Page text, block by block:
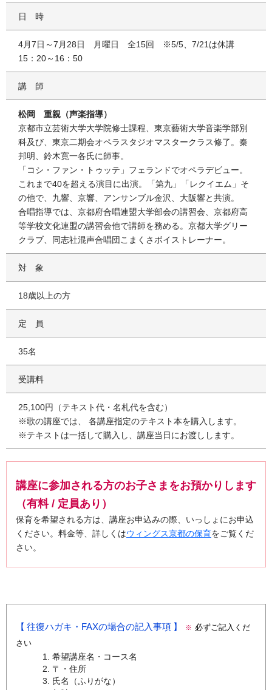
日時
4月7日～7月28日 月曜日 全15回 ※5/5、7/21は休講
15：20～16：50
講師
松岡 重親（声楽指導）
京都市立芸術大学大学院修士課程、東京藝術大学音楽学部別
科及び、東京二期会オペラスタジオマスタークラス修了。秦
邦明、鈴木寛一各氏に師事。
「コシ・ファン・トゥッテ」フェランドでオペラデビュー。
これまで40を超える演目に出演。「第九」「レクイエム」そ
の他で、九響、京響、アンサンブル金沢、大阪響と共演。
合唱指導では、京都府合唱連盟大学部会の講習会、京都府高
等学校文化連盟の講習会他で講師を務める。京都大学グリー
クラブ、同志社混声合唱団こまくさボイストレーナー。
対象
18歳以上の方
定員
35名
受講料
25,100円（テキスト代・名札代を含む）
※歌の講座では、 各講座指定のテキスト本を購入します。
※テキストは一括して購入し、講座当日にお渡しします。
講座に参加される方のお子さまをお預かりします
（有料 / 定員あり）
保育を希望される方は、講座お申込みの際、いっしょにお申込
ください。料金等、詳しくはウィングス京都の保育をご覧くだ
さい。
往復ハガキ・FAXの場合の記入事項 ※ 必ずご記入くだ
さい
希望講座名・コース名
〒・住所
氏名（ふりがな）